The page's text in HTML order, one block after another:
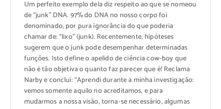
Um perfeito exemplo dela diz respeito ao que se nomeou
de “junk” DNA. 97% do DNA no nosso corpo foi
denominado, por pura ignorância do que poderia
chamar de: “lixo” (junk). Recentemente, hipóteses
sugerem que o junk pode desempenhar determinadas
funções. Isto define o apelido de ciência cow-boy que
não é tão objetiva o quanto faz parecer que é! Reclama
Narby e conclui: “Aprendi durante a minha investigação:
vemos somente aquilo no acreditamos, e para
mudarmos a nossa visão, torna-se necessário, algumas